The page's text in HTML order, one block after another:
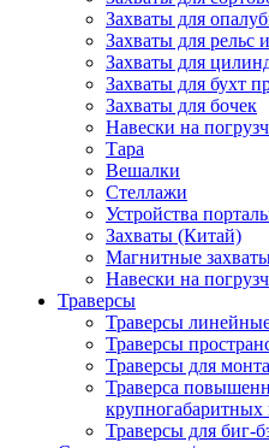
Захваты для
Захваты для рельс
Захваты для
Захваты для бухт
Захваты для бочек
Навески на
Тара
Вешалки
Стеллажи
Устройства
Захваты (Китай)
Магнитные
Навески на
Траверсы
Траверсы
Траверсы
Траверсы для
Траверса
крупногабаритных
Траверсы для биг-